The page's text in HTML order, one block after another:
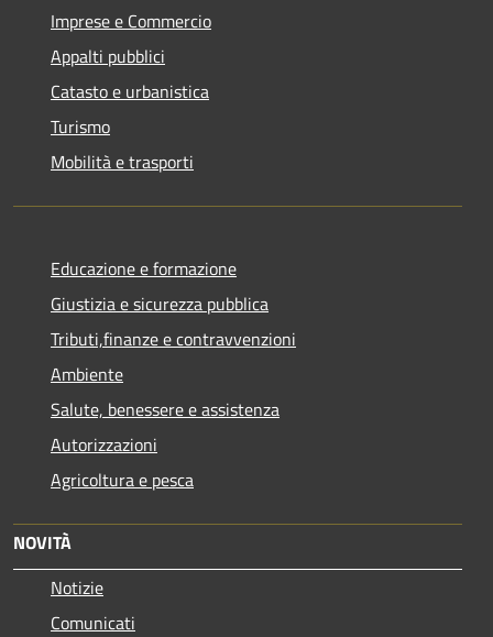
Imprese e Commercio
Appalti pubblici
Catasto e urbanistica
Turismo
Mobilità e trasporti
Educazione e formazione
Giustizia e sicurezza pubblica
Tributi,finanze e contravvenzioni
Ambiente
Salute, benessere e assistenza
Autorizzazioni
Agricoltura e pesca
NOVITÀ
Notizie
Comunicati